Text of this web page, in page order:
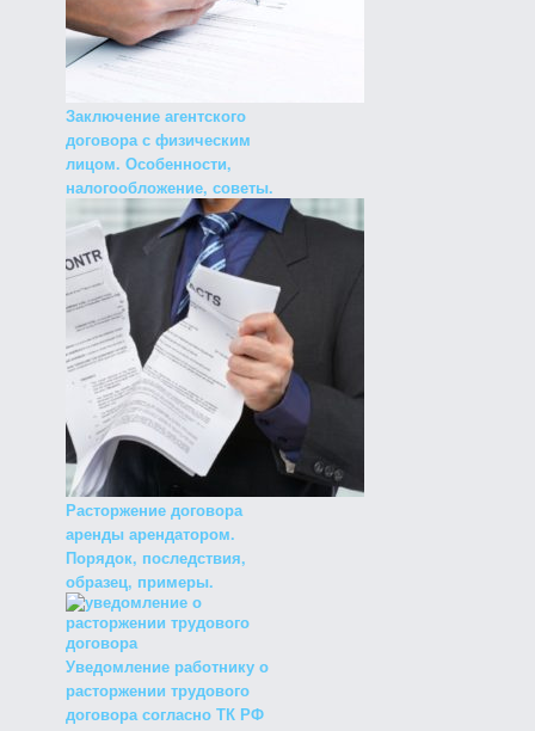
Заключение агентского
договора с физическим
лицом. Особенности,
налогообложение, советы.
Расторжение договора
аренды арендатором.
Порядок, последствия,
образец, примеры.
Уведомление работнику о
расторжении трудового
договора согласно ТК РФ